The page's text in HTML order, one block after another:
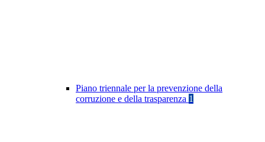
Piano triennale per la prevenzione della
corruzione e della trasparenza 1